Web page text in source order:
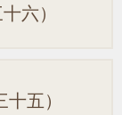
六）
五）